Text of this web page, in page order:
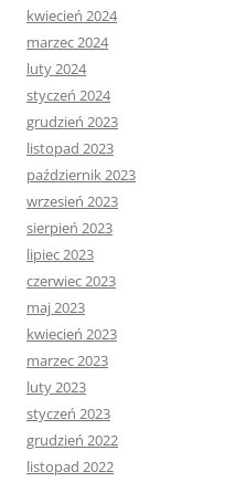
kwiecień 2024
marzec 2024
luty 2024
styczeń 2024
grudzień 2023
listopad 2023
październik 2023
wrzesień 2023
sierpień 2023
lipiec 2023
czerwiec 2023
maj 2023
kwiecień 2023
marzec 2023
luty 2023
styczeń 2023
grudzień 2022
listopad 2022